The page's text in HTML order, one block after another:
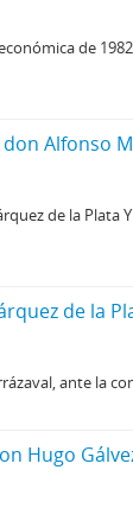
de
de la Plata
ante la
Hugo